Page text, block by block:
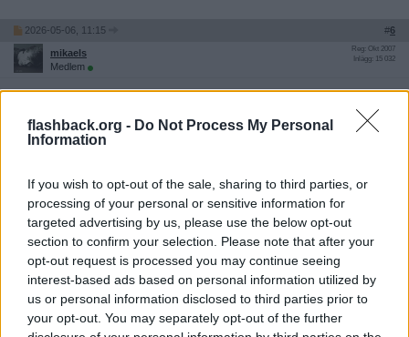
flashback.org - Do Not Process My Personal
Information
If you wish to opt-out of the sale, sharing to third parties, or
processing of your personal or sensitive information for
targeted advertising by us, please use the below opt-out
section to confirm your selection. Please note that after your
opt-out request is processed you may continue seeing
interest-based ads based on personal information utilized by
us or personal information disclosed to third parties prior to
your opt-out. You may separately opt-out of the further
2026-05-06, 11:15 #6
mikaels
Medlem
Reg: Okt 2007
Inlägg: 15 032
Citat:
Lyssnade på singeln igår. Inte deras starkaste låt.
de har alltid haft konstiga inslag i ljudet.
Reflekterade över att de nu bara är tre.
De är två originalmedlemmar. Ronnie kom ju med efter att Mick
Taylor lämnat.
Darryl Jones har dock spelat bas med dem minst lika länge som
Wyman gjorde.
Steve Jordan spelade lade trummor med Keith innan han hoppade
in i Stones på förra skivan och turnén.